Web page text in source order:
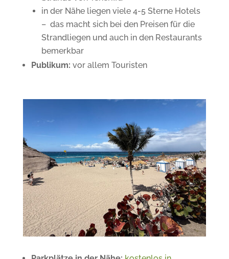
in der Nähe liegen viele 4-5 Sterne Hotels
– das macht sich bei den Preisen für die
Strandliegen und auch in den Restaurants
bemerkbar
Publikum: vor allem Touristen